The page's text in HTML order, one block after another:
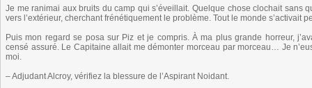
Je me ranimai aux bruits du camp qui s’éveillait. Quelque chose clochait sans
vers l’extérieur, cherchant frénétiquement le problème. Tout le monde
Puis mon regard se posa sur Piz et je compris. À ma plus grande horreur,
censé assuré. Le Capitaine allait me démonter morceau par morceau… Je
moi.
– Adjudant Alcroy, vérifiez la blessure de l’Aspirant Noidant.